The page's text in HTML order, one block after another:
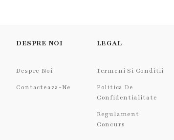
DESPRE NOI
Despre Noi
Contacteaza-Ne
LEGAL
Termeni Si Conditii
Politica De
Confidentialitate
Regulament
Concurs